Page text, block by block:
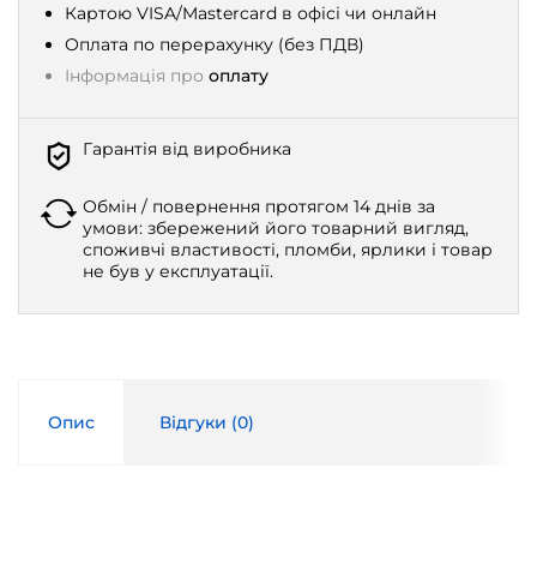
Картою VISA/Mastercard в офісі чи онлайн
Оплата по перерахунку (без ПДВ)
Інформація про оплату
Гарантія від виробника
Обмін / повернення протягом 14 днів за
умови: збережений його товарний вигляд,
споживчі властивості, пломби, ярлики і товар
не був у експлуатації.
Опис Відгуки (0)